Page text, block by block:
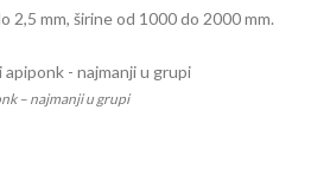
2,5 mm, širine od 1000 do 2000 mm.
– najmanji u grupi